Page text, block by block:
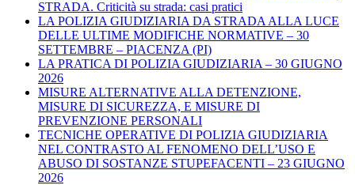
STRADA. Criticità su strada: casi pratici
LA POLIZIA GIUDIZIARIA DA STRADA ALLA LUCE
DELLE ULTIME MODIFICHE NORMATIVE – 30
SETTEMBRE – PIACENZA (PI)
LA PRATICA DI POLIZIA GIUDIZIARIA – 30 GIUGNO
2026
MISURE ALTERNATIVE ALLA DETENZIONE,
MISURE DI SICUREZZA, E MISURE DI
PREVENZIONE PERSONALI
TECNICHE OPERATIVE DI POLIZIA GIUDIZIARIA
NEL CONTRASTO AL FENOMENO DELL’USO E
ABUSO DI SOSTANZE STUPEFACENTI – 23 GIUGNO
2026